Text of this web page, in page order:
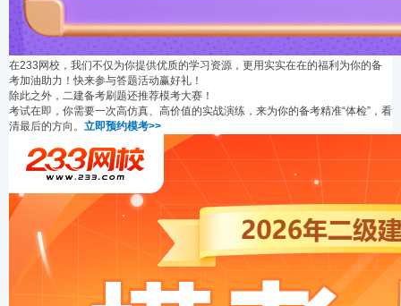
在233网校，我们不仅为你提供优质的学习资源，更用实实在在的福利为你的备
考加油助力！快来参与答题活动赢好礼！
除此之外，二建备考刷题还推荐模考大赛！
考试在即，你需要一次高仿真、高价值的实战演练，来为你的备考精准“体检”，看
清最后的方向。 立即预约模考>>